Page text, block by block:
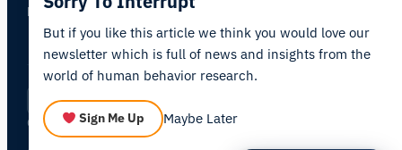
Newsletter
FR |Privacy Policy
Cookie Settings
But if you like this article we think you would love our
newsletter which is full of news and insights from the
world of human behavior research.
Sign Me Up Maybe Later